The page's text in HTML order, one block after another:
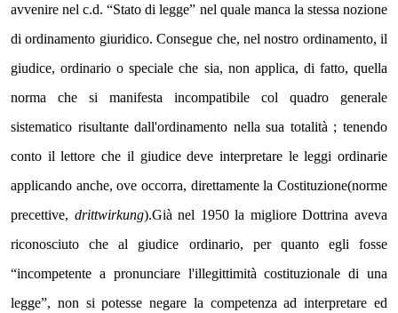
avvenire nel c.d. “Stato di legge” nel quale manca la stessa nozione
di ordinamento giuridico. Consegue che, nel nostro ordinamento, il
giudice, ordinario o speciale che sia, non applica, di fatto, quella
norma che si manifesta incompatibile col quadro generale
sistematico risultante dall'ordinamento nella sua totalità ; tenendo
conto il lettore che il giudice deve interpretare le leggi ordinarie
applicando anche, ove occorra, direttamente la Costituzione(norme
precettive, drittwirkung).Già nel 1950 la migliore Dottrina aveva
riconosciuto che al giudice ordinario, per quanto egli fosse
“incompetente a pronunciare l'illegittimità costituzionale di una
legge”, non si potesse negare la competenza ad interpretare ed